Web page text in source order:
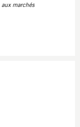
marchés